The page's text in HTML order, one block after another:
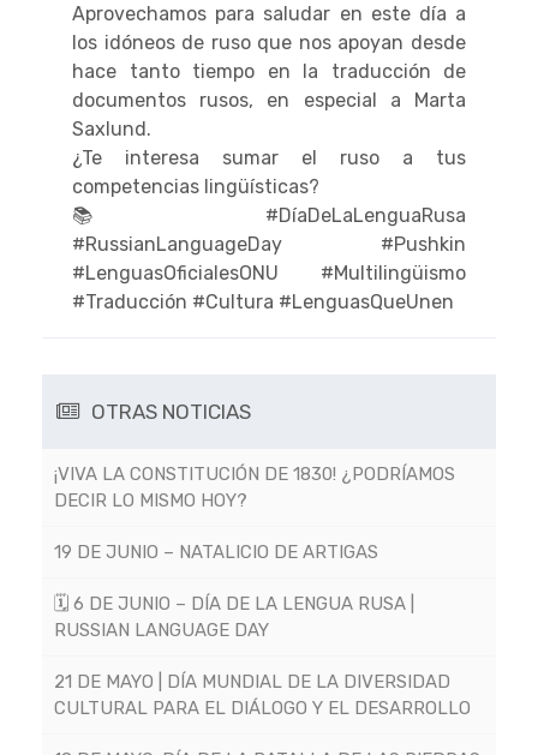
Aprovechamos para saludar en este día a
los idóneos de ruso que nos apoyan desde
hace tanto tiempo en la traducción de
documentos rusos, en especial a Marta
Saxlund.
¿Te interesa sumar el ruso a tus
competencias lingüísticas?
📚 #DíaDeLaLenguaRusa
#RussianLanguageDay #Pushkin
#LenguasOficialesONU #Multilingüismo
#Traducción #Cultura #LenguasQueUnen
OTRAS NOTICIAS
¡VIVA LA CONSTITUCIÓN DE 1830! ¿PODRÍAMOS
DECIR LO MISMO HOY?
19 DE JUNIO – NATALICIO DE ARTIGAS
🗓 6 DE JUNIO – DÍA DE LA LENGUA RUSA |
RUSSIAN LANGUAGE DAY
21 DE MAYO | DÍA MUNDIAL DE LA DIVERSIDAD
CULTURAL PARA EL DIÁLOGO Y EL DESARROLLO